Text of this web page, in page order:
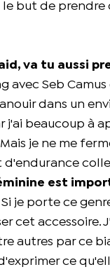
but de prendre
va tu aussi
avec Seb
dans un
j'ai beaucoup à
je ne me
d'endurance
est
je porte ce
cet accessoire.
autres par ce
ce